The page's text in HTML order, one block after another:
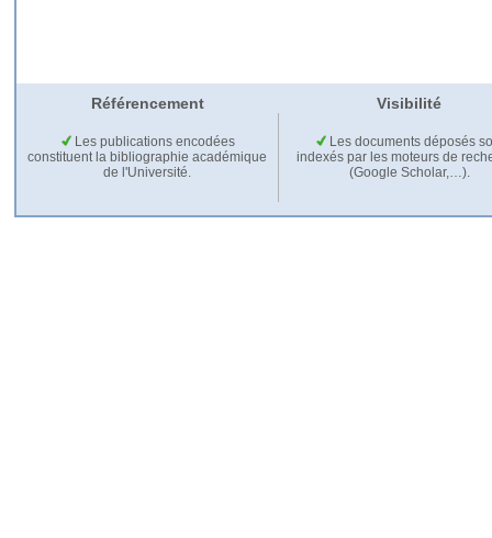
Référencement Visibilité
Les publications encodées
constituent la bibliographie académique
de l'Université.
Les documents déposés
indexés par les moteurs de
(Google Scholar,…).